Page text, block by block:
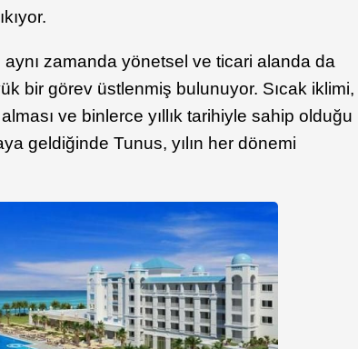
zamanda yönetsel ve ticari alanda da
bir görev üstlenmiş bulunuyor. Sıcak iklimi,
ve binlerce yıllık tarihiyle sahip olduğu
geldiğinde Tunus, yılın her dönemi